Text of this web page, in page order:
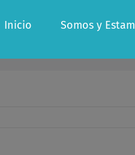
Inicio Somos y